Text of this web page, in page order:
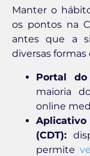
Manter o
os pontos na
antes que a
diversas formas
Portal
maioria
online
(CDT):
permite